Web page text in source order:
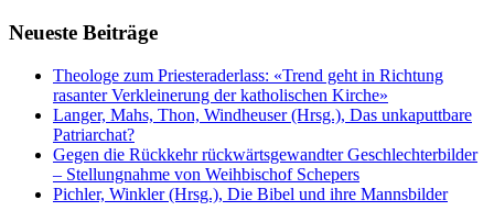
Neueste Beiträge
Theologe zum Priesteraderlass: «Trend geht in Richtung
rasanter Verkleinerung der katholischen Kirche»
Langer, Mahs, Thon, Windheuser (Hrsg.), Das unkaputtbare
Patriarchat?
Gegen die Rückkehr rückwärtsgewandter Geschlechterbilder
– Stellungnahme von Weihbischof Schepers
Pichler, Winkler (Hrsg.), Die Bibel und ihre Mannsbilder